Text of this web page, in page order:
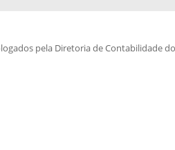
pela Diretoria de Contabilidade do